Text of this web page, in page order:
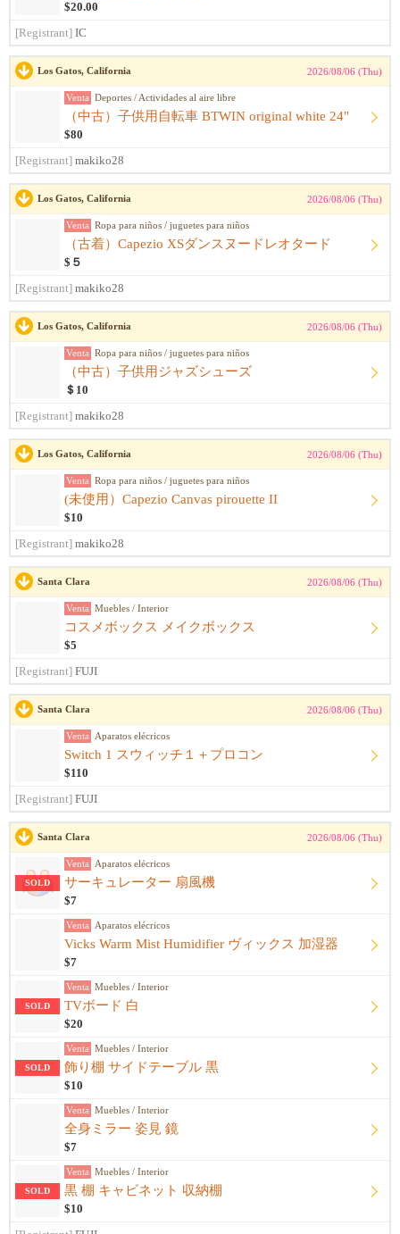
$20.00
[Registrant] IC
Los Gatos, California 2026/08/06 (Thu)
Venta Deportes / Actividades al aire libre
（中古）子供用自転車 BTWIN original white 24"
$80
[Registrant] makiko28
Los Gatos, California 2026/08/06 (Thu)
Venta Ropa para niños / juguetes para niños
（古着）Capezio XSダンスヌードレオタード
$５
[Registrant] makiko28
Los Gatos, California 2026/08/06 (Thu)
Venta Ropa para niños / juguetes para niños
（中古）子供用ジャズシューズ
＄10
[Registrant] makiko28
Los Gatos, California 2026/08/06 (Thu)
Venta Ropa para niños / juguetes para niños
(未使用）Capezio Canvas pirouette II
$10
[Registrant] makiko28
Santa Clara 2026/08/06 (Thu)
Venta Muebles / Interior
コスメボックス メイクボックス
$5
[Registrant] FUJI
Santa Clara 2026/08/06 (Thu)
Venta Aparatos elécricos
Switch 1 スウィッチ１＋プロコン
$110
[Registrant] FUJI
Santa Clara 2026/08/06 (Thu)
SOLD
Venta Aparatos elécricos
サーキュレーター 扇風機
$7
Venta Aparatos elécricos
Vicks Warm Mist Humidifier ヴィックス 加湿器
$7
SOLD
Venta Muebles / Interior
TVボード 白
$20
SOLD
Venta Muebles / Interior
飾り棚 サイドテーブル 黒
$10
Venta Muebles / Interior
全身ミラー 姿見 鏡
$7
SOLD
Venta Muebles / Interior
黒 棚 キャビネット 収納棚
$10